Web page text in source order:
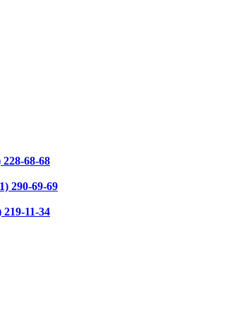
228-68-68
290-69-69
219-11-34